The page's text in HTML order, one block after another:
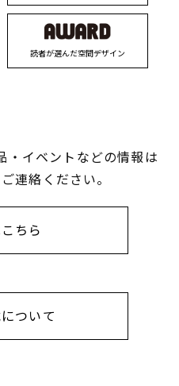
読者が選んだ空間デザイン
・イベントなどの情報は
連絡ください。
ちら
ついて